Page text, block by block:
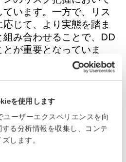
を使用します
ーザーエクスペリエンスを向
する分析情報を収集し、コンテ
します。
います。一方で、リス
じて、より実態を踏ま
み合わせることで、DD
が重要となっていま
な社会監査に係る基準
との共催で、実質的な
内容を踏まえたうえ
DD」をどのように実践
て、参加者の皆様とと
社会監査に長年取り組